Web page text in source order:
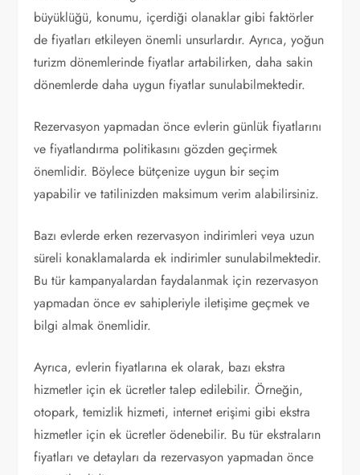
büyüklüğü, konumu, içerdiği olanaklar gibi faktörler
de fiyatları etkileyen önemli unsurlardır. Ayrıca, yoğun
turizm dönemlerinde fiyatlar artabilirken, daha sakin
dönemlerde daha uygun fiyatlar sunulabilmektedir.
Rezervasyon yapmadan önce evlerin günlük fiyatlarını
ve fiyatlandırma politikasını gözden geçirmek
önemlidir. Böylece bütçenize uygun bir seçim
yapabilir ve tatilinizden maksimum verim alabilirsiniz.
Bazı evlerde erken rezervasyon indirimleri veya uzun
süreli konaklamalarda ek indirimler sunulabilmektedir.
Bu tür kampanyalardan faydalanmak için rezervasyon
yapmadan önce ev sahipleriyle iletişime geçmek ve
bilgi almak önemlidir.
Ayrıca, evlerin fiyatlarına ek olarak, bazı ekstra
hizmetler için ek ücretler talep edilebilir. Örneğin,
otopark, temizlik hizmeti, internet erişimi gibi ekstra
hizmetler için ek ücretler ödenebilir. Bu tür ekstraların
fiyatları ve detayları da rezervasyon yapmadan önce